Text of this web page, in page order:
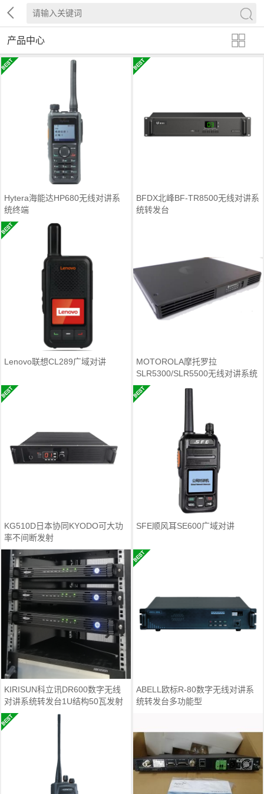
产品中心
Hytera海能达HP680无线对讲系
统终端
BFDX北峰BF-TR8500无线对讲系
统转发台
Lenovo联想CL289广域对讲
MOTOROLA摩托罗拉
SLR5300/SLR5500无线对讲系统
转发台
KG510D日本协同KYODO可大功
率不间断发射
SFE顺风耳SE600广域对讲
KIRISUN科立讯DR600数字无线
对讲系统转发台1U结构50瓦发射
功率
ABELL欧标R-80数字无线对讲系
统转发台多功能型